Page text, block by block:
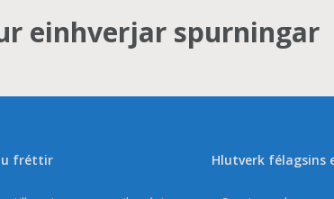
einhverjar spurningar
fréttir Hlutverk félagsins